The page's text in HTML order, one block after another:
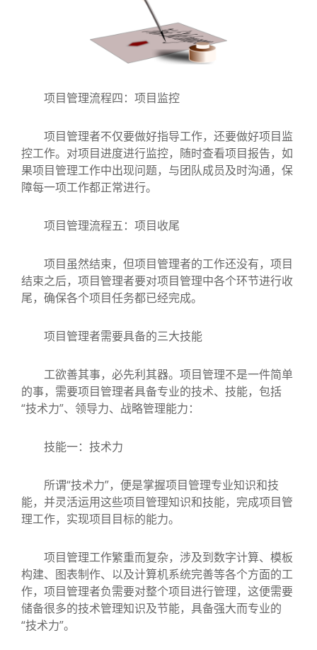
项目管理流程四：项目监控
项目管理者不仅要做好指导工作，还要做好项目监
控工作。对项目进度进行监控，随时查看项目报告，如
果项目管理工作中出现问题，与团队成员及时沟通，保
障每一项工作都正常进行。
项目管理流程五：项目收尾
项目虽然结束，但项目管理者的工作还没有，项目
结束之后，项目管理者要对项目管理中各个环节进行收
尾，确保各个项目任务都已经完成。
项目管理者需要具备的三大技能
工欲善其事，必先利其器。项目管理不是一件简单
的事，需要项目管理者具备专业的技术、技能，包括
“技术力”、领导力、战略管理能力：
技能一：技术力
所谓“技术力”，便是掌握项目管理专业知识和技
能，并灵活运用这些项目管理知识和技能，完成项目管
理工作，实现项目目标的能力。
项目管理工作繁重而复杂，涉及到数字计算、模板
构建、图表制作、以及计算机系统完善等各个方面的工
作，项目管理者负需要对整个项目进行管理，这便需要
储备很多的技术管理知识及节能，具备强大而专业的
“技术力”。